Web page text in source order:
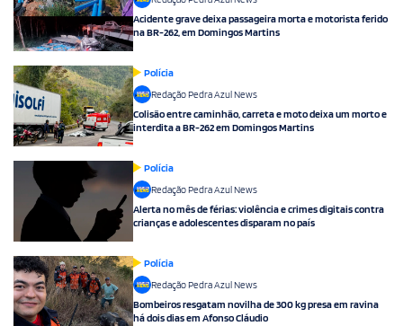
Acidente grave deixa passageira morta e motorista ferido
na BR-262, em Domingos Martins
Polícia
Redação Pedra Azul News
Colisão entre caminhão, carreta e moto deixa um morto e
interdita a BR-262 em Domingos Martins
Polícia
Redação Pedra Azul News
Alerta no mês de férias: violência e crimes digitais contra
crianças e adolescentes disparam no país
Polícia
Redação Pedra Azul News
Bombeiros resgatam novilha de 300 kg presa em ravina
há dois dias em Afonso Cláudio